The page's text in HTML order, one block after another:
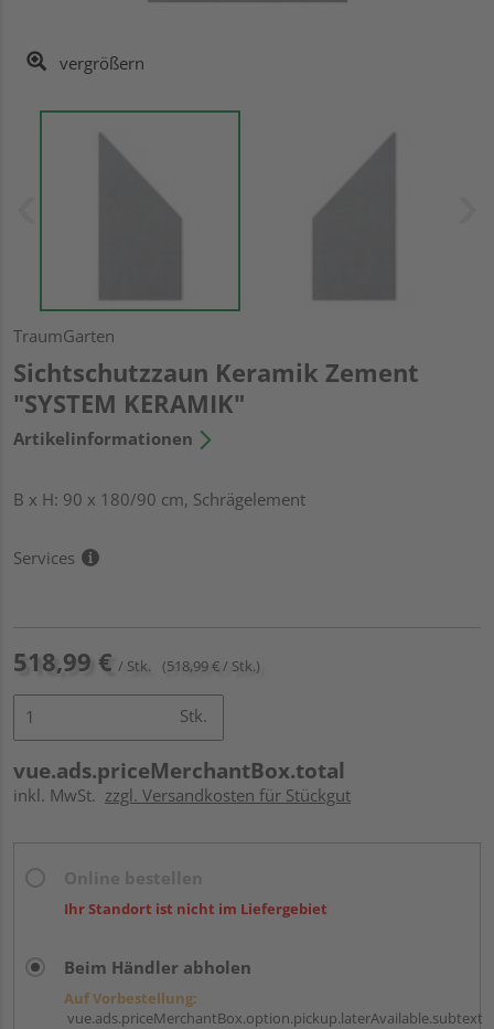
vergrößern
TraumGarten
Sichtschutzzaun Keramik Zement
"SYSTEM KERAMIK"
Artikelinformationen
B x H: 90 x 180/90 cm, Schrägelement
Services
518,99 € / Stk. (518,99 € / Stk.)
Stk.
vue.ads.priceMerchantBox.total
inkl. MwSt. zzgl. Versandkosten für Stückgut
Ihr Standort ist nicht im Liefergebiet
Beim Händler abholen
Auf Vorbestellung:
vue.ads.priceMerchantBox.option.pickup.laterAvailable.subtext